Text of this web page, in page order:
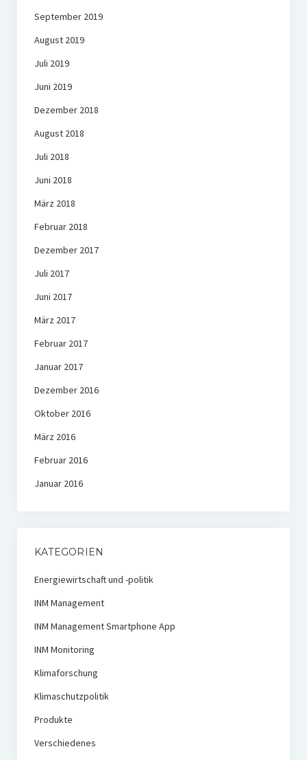
September 2019
August 2019
Juli 2019
Juni 2019
Dezember 2018
August 2018
Juli 2018
Juni 2018
März 2018
Februar 2018
Dezember 2017
Juli 2017
Juni 2017
März 2017
Februar 2017
Januar 2017
Dezember 2016
Oktober 2016
März 2016
Februar 2016
Januar 2016
KATEGORIEN
Energiewirtschaft und -politik
INM Management
INM Management Smartphone App
INM Monitoring
Klimaforschung
Klimaschutzpolitik
Produkte
Verschiedenes